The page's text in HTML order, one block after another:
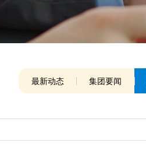
最新动态 集团要闻